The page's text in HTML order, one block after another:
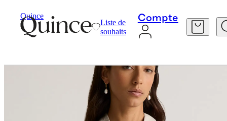
Quince
Liste de
souhaits
Compte